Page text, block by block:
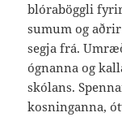
blóraböggli
sumum og
segja frá.
ógnanna og
skólans.
kosninganna,